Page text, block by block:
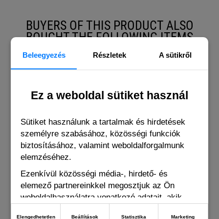
Beleegyezés Részletek A sütikről
Ez a weboldal sütiket használ
Sütiket használunk a tartalmak és hirdetések
személyre szabásához, közösségi funkciók
biztosításához, valamint weboldalforgalmunk
elemzéséhez.
Ezenkívül közösségi média-, hirdető- és
elemező partnereinkkel megosztjuk az Ön
weboldalhasználatra vonatkozó adatait, akik
Elengedhetetlen Beállítások Statisztika Marketing
BUYERS OF THIS PRODUCT ALSO
BOUGHT THE FOLLOWING ITEMS